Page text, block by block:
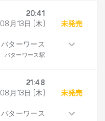
20:41
08月13日 (木)
バターワース
バターワース駅
未発売
21:48
08月13日 (木)
バターワース
未発売